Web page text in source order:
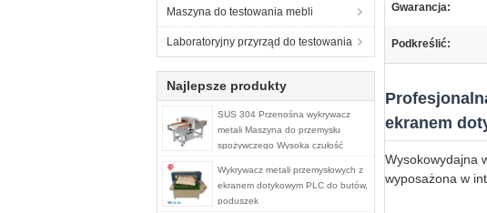
Maszyna do testowania mebli
Laboratoryjny przyrząd do testowania
Najlepsze produkty
SUS 304 Przenośna wykrywacz
metali Maszyna do przemysłu
spożywczego Wysoka czułość
Wykrywacz metali przemysłowych z
ekranem dotykowym PLC do butów,
poduszek
Gwarancja:
Podkreślić:
ekranem
Wysokowydajna
wyposażona w